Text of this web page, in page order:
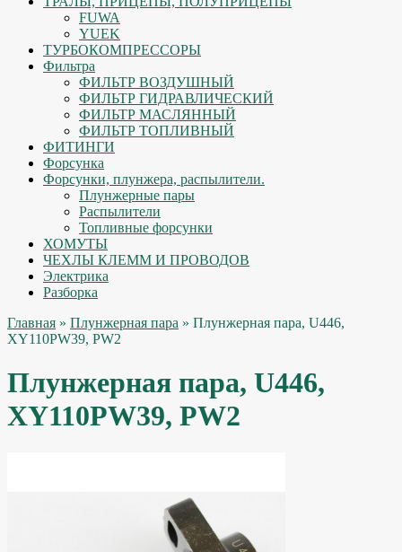
FUWA
YUEK
ТУРБОКОМПРЕССОРЫ
Фильтра
ФИЛЬТР ВОЗДУШНЫЙ
ФИЛЬТР ГИДРАВЛИЧЕСКИЙ
ФИЛЬТР МАСЛЯННЫЙ
ФИЛЬТР ТОПЛИВНЫЙ
ФИТИНГИ
Форсунка
Форсунки, плунжера, распылители.
Плунжерные пары
Распылители
Топливные форсунки
ХОМУТЫ
ЧЕХЛЫ КЛЕММ И ПРОВОДОВ
Электрика
Разборка
Главная » Плунжерная пара » Плунжерная пара, U446,
XY110PW39, PW2
Плунжерная пара, U446,
XY110PW39, PW2